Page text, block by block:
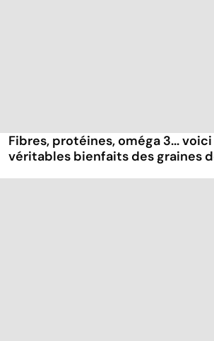
Fibres, protéines, oméga 3...
véritables bienfaits des graines